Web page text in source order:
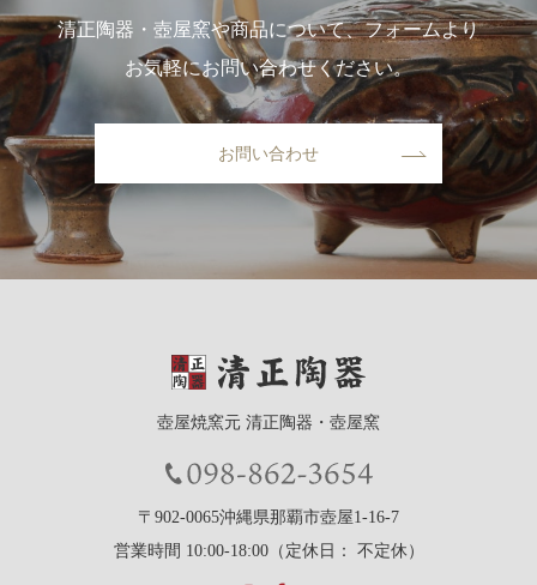
清正陶器・壺屋窯や商品について、フォームより
お気軽にお問い合わせください。
お問い合わせ
壺屋焼窯元 清正陶器・壺屋窯
〒902-0065沖縄県那覇市壺屋1-16-7
営業時間 10:00-18:00（定休日： 不定休）